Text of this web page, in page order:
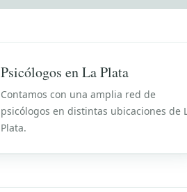
Psicólogos en La Plata
Contamos con una amplia red de
psicólogos en distintas ubicaciones de
Plata.